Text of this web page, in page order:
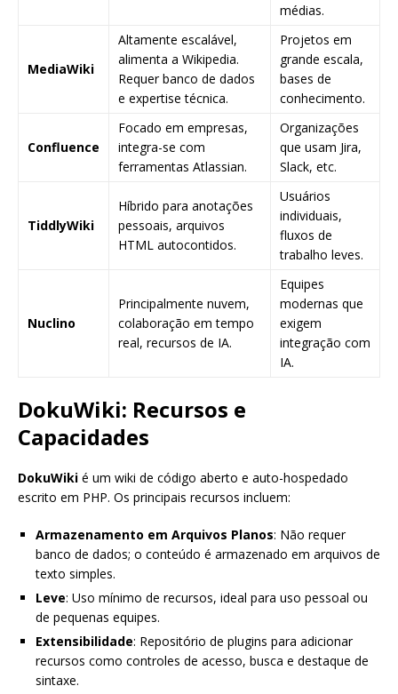
médias.
MediaWiki
Altamente escalável,
alimenta a Wikipedia.
Requer banco de dados
e expertise técnica.
Projetos em
grande escala,
bases de
conhecimento.
Confluence
Focado em empresas,
integra-se com
ferramentas Atlassian.
Organizações
que usam Jira,
Slack, etc.
TiddlyWiki
Híbrido para anotações
pessoais, arquivos
HTML autocontidos.
Usuários
individuais,
fluxos de
trabalho leves.
Nuclino
Principalmente nuvem,
colaboração em tempo
real, recursos de IA.
Equipes
modernas que
exigem
integração com
IA.
DokuWiki: Recursos e
Capacidades
DokuWiki é um wiki de código aberto e auto-hospedado
escrito em PHP. Os principais recursos incluem:
Armazenamento em Arquivos Planos: Não requer
banco de dados; o conteúdo é armazenado em arquivos de
texto simples.
Leve: Uso mínimo de recursos, ideal para uso pessoal ou
de pequenas equipes.
Extensibilidade: Repositório de plugins para adicionar
recursos como controles de acesso, busca e destaque de
sintaxe.